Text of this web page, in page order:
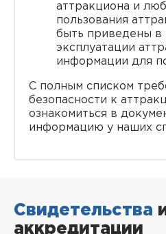
аттракциона и
пользования
быть приведены в
эксплуатации
информации для
С полным списком
безопасности к
ознакомиться в
информацию у наших
Свидетельства
аккредитации